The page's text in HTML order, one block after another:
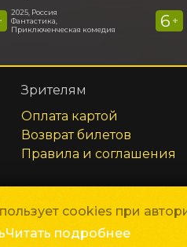
2025, Россия
Фантастика,
Приключенческая комедия
6 +
cookies при
Читать подробнее
Зрителям
Оплата картой
Возврат билетов
Правила и соглашения